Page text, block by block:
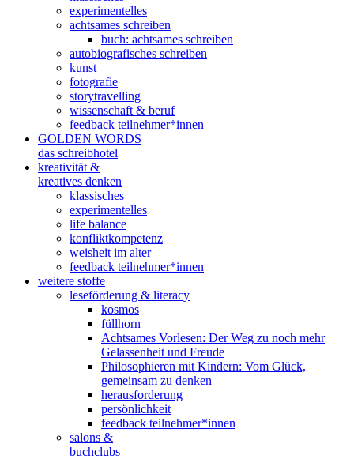
experimentelles
achtsames schreiben
buch: achtsames schreiben
autobiografisches schreiben
kunst
fotografie
storytravelling
wissenschaft & beruf
feedback teilnehmer*innen
GOLDEN WORDS
das schreibhotel
kreativität &
kreatives denken
klassisches
experimentelles
life balance
konfliktkompetenz
weisheit im alter
feedback teilnehmer*innen
weitere stoffe
leseförderung & literacy
kosmos
füllhorn
Achtsames Vorlesen: Der Weg zu noch mehr
Gelassenheit und Freude
Philosophieren mit Kindern: Vom Glück,
gemeinsam zu denken
herausforderung
persönlichkeit
feedback teilnehmer*innen
salons &
buchclubs